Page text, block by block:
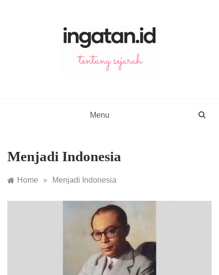
Menu
Menjadi Indonesia
Home » Menjadi Indonesia